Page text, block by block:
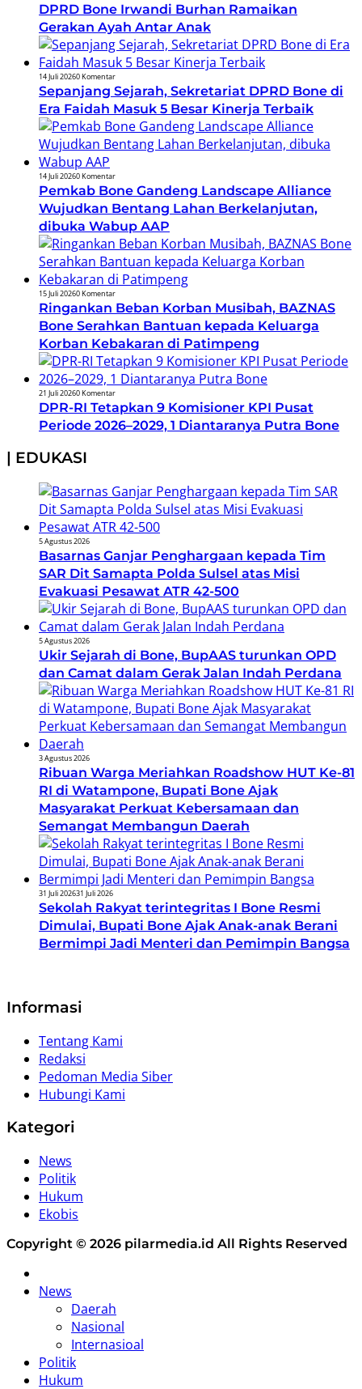
DPRD Bone Irwandi Burhan Ramaikan
Gerakan Ayah Antar Anak
14 Juli 20260 Komentar
Sepanjang Sejarah, Sekretariat DPRD Bone di
Era Faidah Masuk 5 Besar Kinerja Terbaik
14 Juli 20260 Komentar
Pemkab Bone Gandeng Landscape Alliance
Wujudkan Bentang Lahan Berkelanjutan,
dibuka Wabup AAP
15 Juli 20260 Komentar
Ringankan Beban Korban Musibah, BAZNAS
Bone Serahkan Bantuan kepada Keluarga
Korban Kebakaran di Patimpeng
21 Juli 20260 Komentar
DPR-RI Tetapkan 9 Komisioner KPI Pusat
Periode 2026–2029, 1 Diantaranya Putra Bone
| EDUKASI
5 Agustus 2026
Basarnas Ganjar Penghargaan kepada Tim
SAR Dit Samapta Polda Sulsel atas Misi
Evakuasi Pesawat ATR 42-500
5 Agustus 2026
Ukir Sejarah di Bone, BupAAS turunkan OPD
dan Camat dalam Gerak Jalan Indah Perdana
3 Agustus 2026
Ribuan Warga Meriahkan Roadshow HUT Ke-81
RI di Watampone, Bupati Bone Ajak
Masyarakat Perkuat Kebersamaan dan
Semangat Membangun Daerah
31 Juli 202631 Juli 2026
Sekolah Rakyat terintegritas I Bone Resmi
Dimulai, Bupati Bone Ajak Anak-anak Berani
Bermimpi Jadi Menteri dan Pemimpin Bangsa
Informasi
Tentang Kami
Redaksi
Pedoman Media Siber
Hubungi Kami
Kategori
News
Politik
Hukum
Ekobis
Copyright © 2026 pilarmedia.id All Rights Reserved
News
Daerah
Nasional
Internasioal
Politik
Hukum